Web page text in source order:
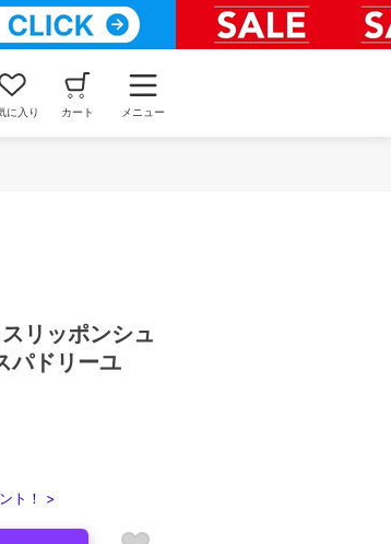
に入り カート メニュー
リッポンシュ
パドリーユ
ト！ >